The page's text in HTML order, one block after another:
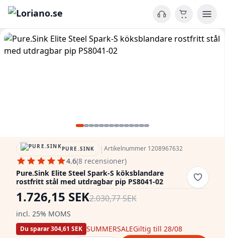
PURE.SINK | Artikelnummer 1208967632
4.6(8 recensioner)
Pure.Sink Elite Steel Spark-S köksblandare
rostfritt stål med utdragbar pip PS8041-02
1.726,15 SEK2.030,77 SEK
incl. 25% MOMS
Du sparar 304,61 SEK SUMMERSALEGiltig till 28/08